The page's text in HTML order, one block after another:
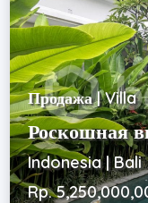
Продажа | Villa
Роскошная
Indonesia | Bali
Rp.